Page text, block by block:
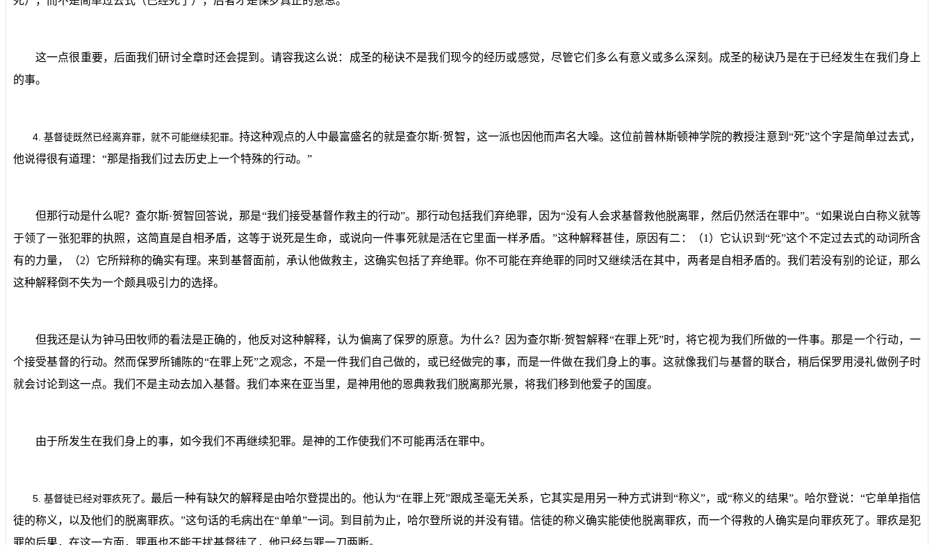
这一点很重要，后面我们研讨全章时还会提到。请容我这么说：成圣的秘诀不是我们现今的经历或感觉，尽管它们多么有意义或多么深刻。成圣的秘诀乃是在于已经发生在我们身上
的事。
4.基督徒既然已经离弃罪，就不可能继续犯罪。 持这种观点的人中最富盛名的就是查尔斯·贺智，这一派也因他而声名大噪。这位前普林斯顿神学院的教授注意到“死”这个字是简单过去式，
他说得很有道理：“那是指我们过去历史上一个特殊的行动。”
但那行动是什么呢？查尔斯·贺智回答说，那是“我们接受基督作救主的行动”。那行动包括我们弃绝罪，因为“没有人会求基督救他脱离罪，然后仍然活在罪中”。“如果说白白称义就等
于领了一张犯罪的执照，这简直是自相矛盾，这等于说死是生命，或说向一件事死就是活在它里面一样矛盾。”这种解释甚佳，原因有二：（1 ）它认识到“死”这个不定过去式的动词所含
有的力量，（2）它所辩称的确实有理。来到基督面前，承认他做救主，这确实包括了弃绝罪。你不可能在弃绝罪的同时又继续活在其中，两者是自相矛盾的。我们若没有别的论证，那么
这种解释倒不失为一个颇具吸引力的选择。
但我还是认为钟马田牧师的看法是正确的，他反对这种解释，认为偏离了保罗的原意。为什么？因为查尔斯·贺智解释“在罪上死”时，将它视为我们所做的一件事。那是一个行动，一
个接受基督的行动。然而保罗所铺陈的“在罪上死”之观念，不是一件我们自己做的，或已经做完的事，而是一件做在我们身上的事。这就像我们与基督的联合，稍后保罗用浸礼做例子时
就会讨论到这一点。我们不是主动去加入基督。我们本来在亚当里，是神用他的恩典救我们脱离那光景，将我们移到他爱子的国度。
由于所发生在我们身上的事，如今我们不再继续犯罪。是神的工作使我们不可能再活在罪中。
5.基督徒已经对罪疚死了。最后一种有缺欠的解释是由哈尔登提出的。他认为“在罪上死”跟成圣毫无关系，它其实是用另一种方式讲到“称义”，或“称义的结果”。哈尔登说：“它单单指信
徒的称义，以及他们的脱离罪疚。”这句话的毛病出在“单单”一词。到目前为止，哈尔登所说的并没有错。信徒的称义确实能使他脱离罪疚，而一个得救的人确实是向罪疚死了。罪疚是犯
罪的后果，在这一方面，罪再也不能干扰基督徒了，他已经与罪一刀两断。